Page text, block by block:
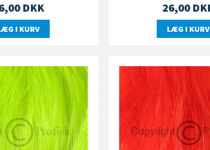
DKK
I KURV
26,00
LÆG I KURV